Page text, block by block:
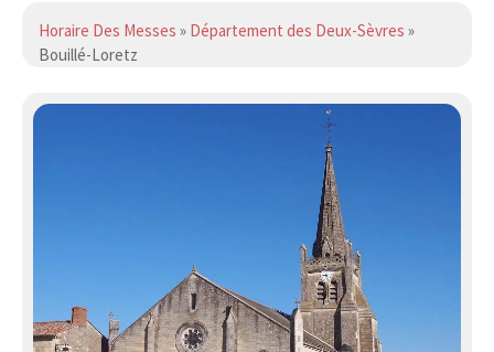
Horaire Des Messes » Département des Deux-Sèvres »
Bouillé-Loretz